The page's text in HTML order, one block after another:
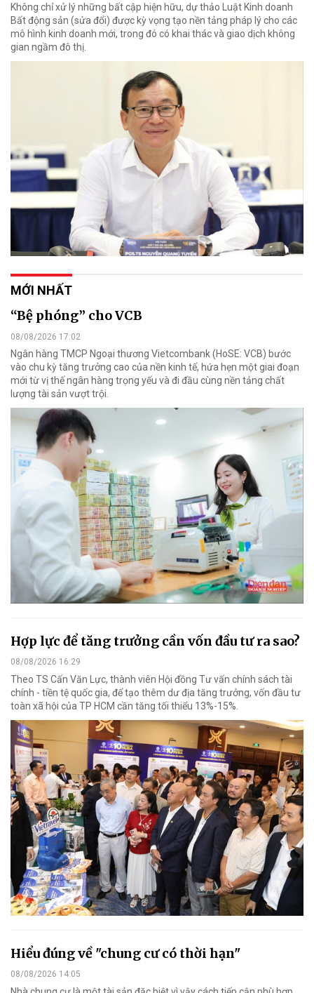
Không chỉ xử lý những bất cập hiện hữu, dự thảo Luật Kinh doanh
Bất động sản (sửa đổi) được kỳ vọng tạo nền tảng pháp lý cho các
mô hình kinh doanh mới, trong đó có khai thác và giao dịch không
gian ngầm đô thị.
MỚI NHẤT
“Bệ phóng” cho VCB
08/08/2026 17:02
Ngân hàng TMCP Ngoại thương Vietcombank (HoSE: VCB) bước
vào chu kỳ tăng trưởng cao của nền kinh tế, hứa hẹn một giai đoạn
mới từ vị thế ngân hàng trọng yếu và đi đầu cùng nền tảng chất
lượng tài sản vượt trội.
Hợp lực để tăng trưởng cần vốn đầu tư ra sao?
08/08/2026 16:29
Theo TS Cấn Văn Lực, thành viên Hội đồng Tư vấn chính sách tài
chính - tiền tệ quốc gia, để tạo thêm dư địa tăng trưởng, vốn đầu tư
toàn xã hội của TP HCM cần tăng tối thiểu 13%-15%.
Hiểu đúng về "chung cư có thời hạn"
08/08/2026 14:05